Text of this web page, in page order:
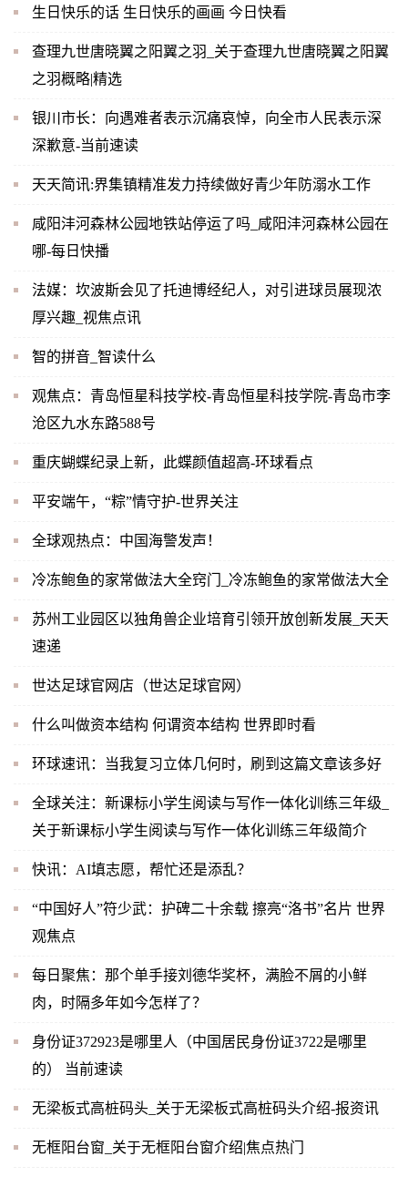
生日快乐的话 生日快乐的画画 今日快看
查理九世唐晓翼之阳翼之羽_关于查理九世唐晓翼之阳翼
之羽概略|精选
银川市长：向遇难者表示沉痛哀悼，向全市人民表示深
深歉意-当前速读
天天简讯:界集镇精准发力持续做好青少年防溺水工作
咸阳沣河森林公园地铁站停运了吗_咸阳沣河森林公园在
哪-每日快播
法媒：坎波斯会见了托迪博经纪人，对引进球员展现浓
厚兴趣_视焦点讯
智的拼音_智读什么
观焦点：青岛恒星科技学校-青岛恒星科技学院-青岛市李
沧区九水东路588号
重庆蝴蝶纪录上新，此蝶颜值超高-环球看点
平安端午，“粽”情守护-世界关注
全球观热点：中国海警发声！
冷冻鲍鱼的家常做法大全窍门_冷冻鲍鱼的家常做法大全
苏州工业园区以独角兽企业培育引领开放创新发展_天天
速递
世达足球官网店（世达足球官网）
什么叫做资本结构 何谓资本结构 世界即时看
环球速讯：当我复习立体几何时，刷到这篇文章该多好
全球关注：新课标小学生阅读与写作一体化训练三年级_
关于新课标小学生阅读与写作一体化训练三年级简介
快讯：AI填志愿，帮忙还是添乱？
“中国好人”符少武：护碑二十余载 擦亮“洛书”名片 世界
观焦点
每日聚焦：那个单手接刘德华奖杯，满脸不屑的小鲜
肉，时隔多年如今怎样了？
身份证372923是哪里人（中国居民身份证3722是哪里
的） 当前速读
无梁板式高桩码头_关于无梁板式高桩码头介绍-报资讯
无框阳台窗_关于无框阳台窗介绍|焦点热门